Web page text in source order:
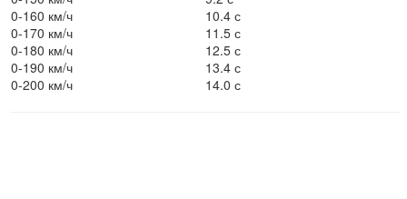
0-160 км/ч
10.4 с
0-170 км/ч
11.5 с
0-180 км/ч
12.5 с
0-190 км/ч
13.4 с
0-200 км/ч
14.0 с